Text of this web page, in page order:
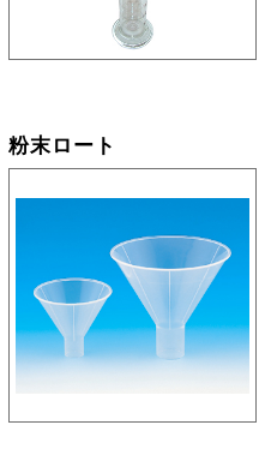
粉末ロート